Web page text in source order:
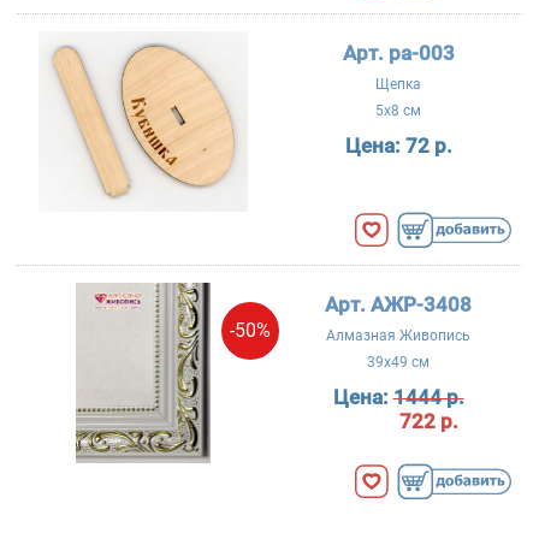
Арт. ра-003
Щепка
5x8 см
Цена: 72 р.
-50%
Арт. АЖР-3408
Алмазная Живопись
39x49 см
Цена:1444 р.
722 р.